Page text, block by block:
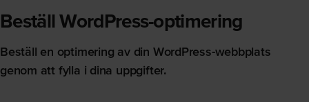
Beställ WordPress-optimering
Beställ en optimering av din WordPress-webbplats
genom att fylla i dina uppgifter.